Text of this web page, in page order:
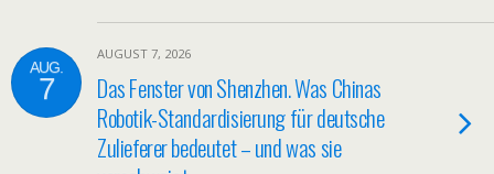
AUG.
7
AUGUST 7, 2026
Das Fenster von Shenzhen. Was Chinas
Robotik-Standardisierung für deutsche
Zulieferer bedeutet – und was sie